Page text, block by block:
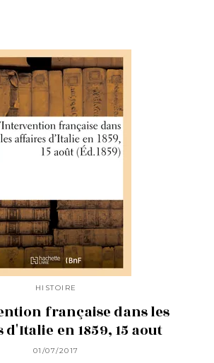
HISTOIRE
française dans les
en 1859, 15 aout
01/07/2017